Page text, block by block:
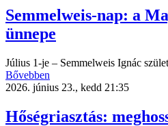
Semmelweis-nap: a
ünnepe
Július 1-je – Semmelweis Ignác
Bővebben
2026. június 23., kedd 21:35
Hőségriasztás: